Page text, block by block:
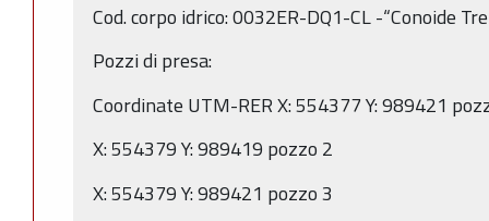
Cod. corpo idrico: 0032ER-DQ1-CL -“Conoide
Pozzi di presa:
Coordinate UTM-RER X: 554377 Y: 989421
X: 554379 Y: 989419 pozzo 2
X: 554379 Y: 989421 pozzo 3